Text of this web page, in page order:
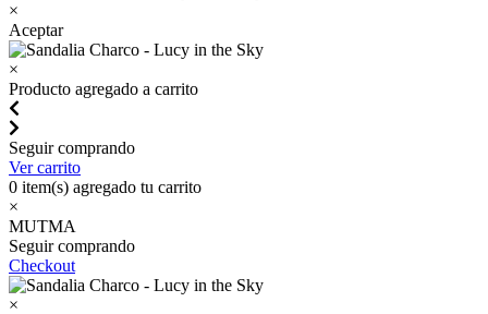
×
Aceptar
×
Producto agregado a carrito
Seguir comprando
Ver carrito
0 item(s) agregado tu carrito
×
MUTMA
Seguir comprando
Checkout
×